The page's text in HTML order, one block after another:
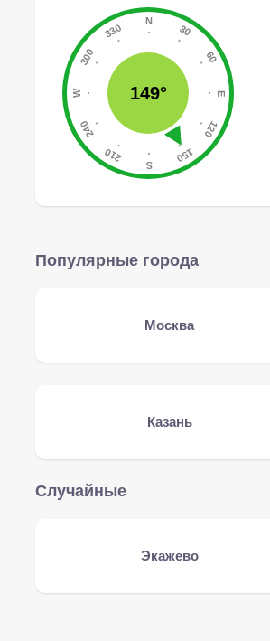
149°
Популярные города
Москва
Казань
Случайные
Экажево